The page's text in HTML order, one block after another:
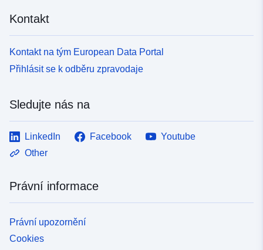
Kontakt
Kontakt na tým European Data Portal
Přihlásit se k odběru zpravodaje
Sledujte nás na
LinkedIn Facebook
Youtube
Other
Právní informace
Právní upozornění
Cookies